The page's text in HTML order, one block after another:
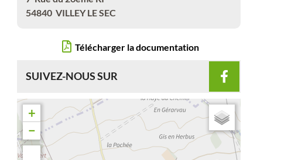
54840 VILLEY LE SEC
Télécharger la documentation
SUIVEZ-NOUS SUR
+
−